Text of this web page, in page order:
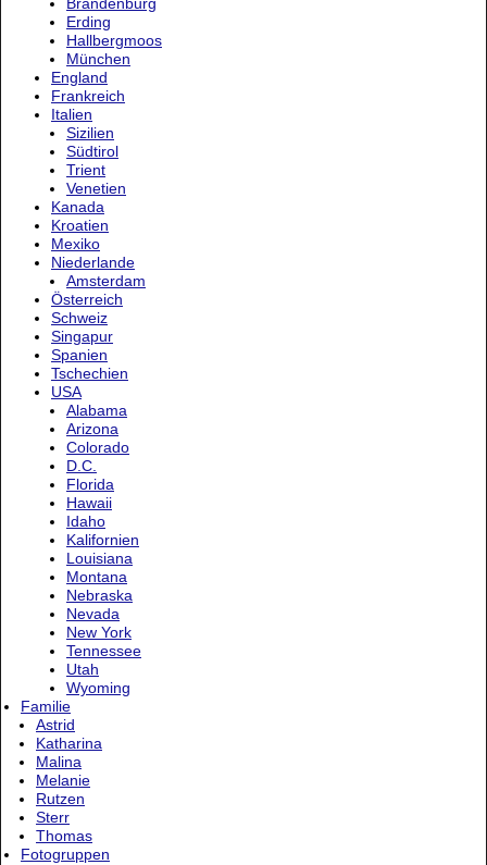
Erding
Hallbergmoos
München
England
Frankreich
Italien
Sizilien
Südtirol
Trient
Venetien
Kanada
Kroatien
Mexiko
Niederlande
Amsterdam
Österreich
Schweiz
Singapur
Spanien
Tschechien
USA
Alabama
Arizona
Colorado
D.C.
Florida
Hawaii
Idaho
Kalifornien
Louisiana
Montana
Nebraska
Nevada
New York
Tennessee
Utah
Wyoming
Familie
Astrid
Katharina
Malina
Melanie
Rutzen
Sterr
Thomas
Fotogruppen